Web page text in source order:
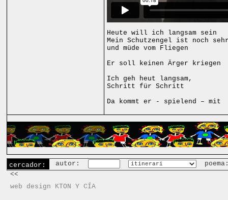
Heute will ich langsam sein
Mein Schutzengel ist noch
und müde vom Fliegen
Er soll keinen Ärger kriegen
Ich geh heut langsam,
Schritt für Schritt
Da kommt er - spielend – mit
cercador: autor:
<<
web design KTON Y CÍA